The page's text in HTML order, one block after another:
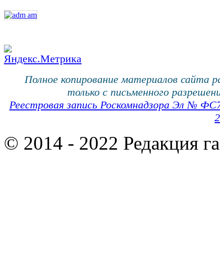
Полное копирование материалов сайта
только с письменного
Реестровая запись Роскомнадзора Эл №
© 2014 - 2022 Редакция